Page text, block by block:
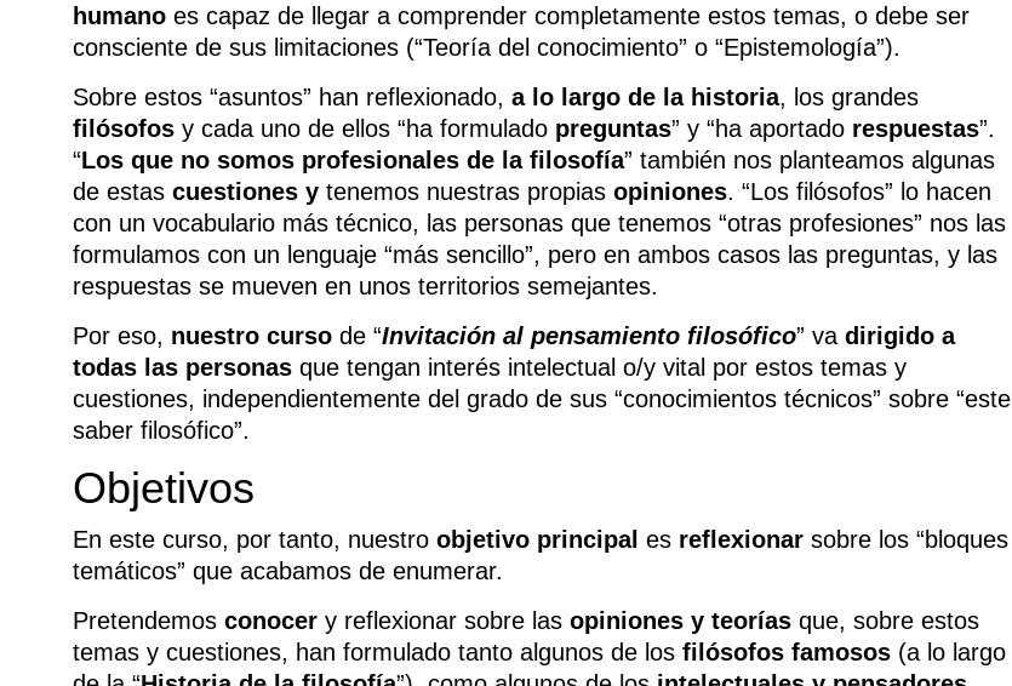
humano es capaz de llegar a comprender completamente estos temas, o debe ser
consciente de sus limitaciones (“Teoría del conocimiento” o “Epistemología”).
Sobre estos “asuntos” han reflexionado, a lo largo de la historia, los grandes
filósofos y cada uno de ellos “ha formulado preguntas” y “ha aportado respuestas”.
“Los que no somos profesionales de la filosofía” también nos planteamos algunas
de estas cuestiones y tenemos nuestras propias opiniones. “Los filósofos” lo hacen
con un vocabulario más técnico, las personas que tenemos “otras profesiones” nos las
formulamos con un lenguaje “más sencillo”, pero en ambos casos las preguntas, y las
respuestas se mueven en unos territorios semejantes.
Por eso, nuestro curso de “Invitación al pensamiento filosófico” va dirigido a
todas las personas que tengan interés intelectual o/y vital por estos temas y
cuestiones, independientemente del grado de sus “conocimientos técnicos” sobre “este
saber filosófico”.
Objetivos
En este curso, por tanto, nuestro objetivo principal es reflexionar sobre los “bloques
temáticos” que acabamos de enumerar.
Pretendemos conocer y reflexionar sobre las opiniones y teorías que, sobre estos
temas y cuestiones, han formulado tanto algunos de los filósofos famosos (a lo largo